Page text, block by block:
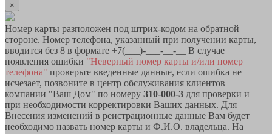
×
Номер карты разположен под штрих-кодом на обратной
стороне. Номер телефона, указанный при получении карты,
вводится без 8 в формате +7(___)-___-__-__ В случае
появления ошибки "Неверный номер карты и/или номер
телефона" проверьте введенные данные, если ошибка не
исчезает, позвоните в центр обслуживания клиентов
компании "Ваш Дом" по номеру 310-000-3 для проверки и
при необходимости корректировки Ваших данных. Для
Внесения изменений в реистрационные данные Вам будет
необходимо назвать номер карты и Ф.И.О. владельца. На